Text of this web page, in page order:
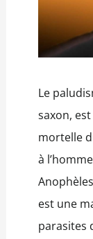
Le
saxon,
mortelle
à
est une
parasites